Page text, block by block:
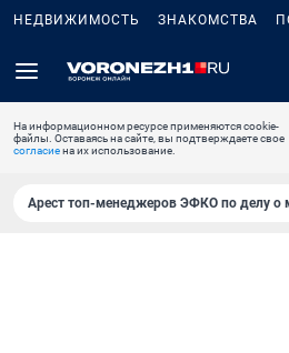
НЕДВИЖИМОСТЬ ЗНАКОМСТВА
На информационном ресурсе применяются cookie-
файлы. Оставаясь на сайте, вы подтверждаете свое
согласиена их использование.
Арест топ-менеджеров ЭФКО по делу о